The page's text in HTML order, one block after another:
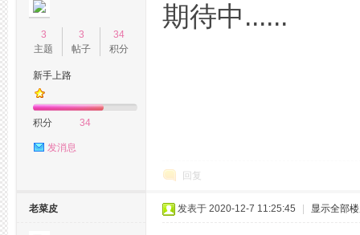
3
主题
3
帖子
34
积分
新手上路
积分 34
发消息
期待中......
回复
老菜皮 发表于 2020-12-7 11:25:45 显示全部